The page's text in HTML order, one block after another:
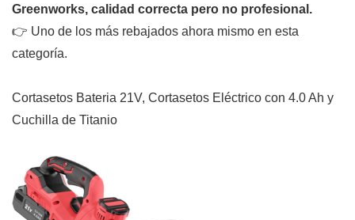
Greenworks, calidad correcta pero no profesional.
👉 Uno de los más rebajados ahora mismo en esta
categoría.
Cortasetos Bateria 21V, Cortasetos Eléctrico con 4.0 Ah y
Cuchilla de Titanio